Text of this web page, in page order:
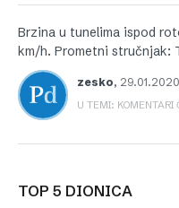
Brzina u tunelima ispod
km/h. Prometni stručnjak:
zesko,
U TEMI: KOMENTARI
TOP 5 DIONICA